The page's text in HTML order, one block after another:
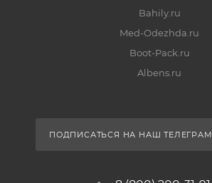
Bahily.ru
Med-Odezhda.ru
Boot-Pack.ru
Albens.ru
ПОДПИСАТЬСЯ НА НАШ ТЕЛЕГРАМ